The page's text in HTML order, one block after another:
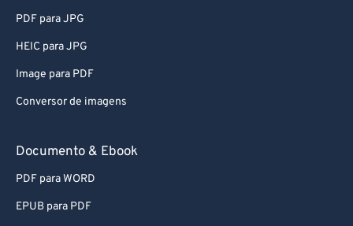
PDF para JPG
HEIC para JPG
Image para PDF
Conversor de imagens
Documento & Ebook
PDF para WORD
EPUB para PDF